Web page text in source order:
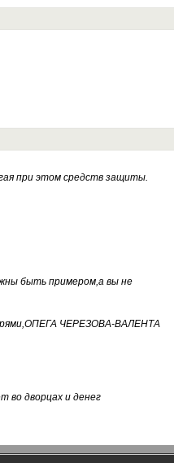
при этом средств защиты.
быть примером,а вы не
ЧЕРЕЗОВА-ВАЛЕНТА
во дворцах и денег